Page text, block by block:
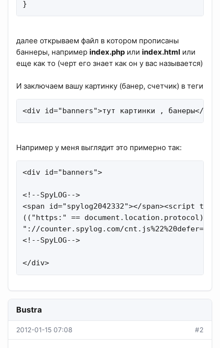
}
далее открываем файл в котором прописаны
баннеры, например index.php или index.html или
еще как то (черт его знает как он у вас называется)
И заключаем вашу картинку (банер, счетчик) в теги
<div id="banners">тут картинки , банеры</
Например у меня выглядит это примерно так:
<div id="banners">
<!--SpyLOG-->
<span id="spylog2042332"></span><script
(("https:" == document.location.protocol)
"://counter.spylog.com/
<!--SpyLOG-->
</div>
Bustra
2012-01-15 07:08 #2